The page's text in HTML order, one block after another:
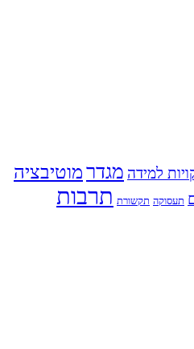
למידה מגדרמוטיבציה
תעסוקה תקשורת תרבות